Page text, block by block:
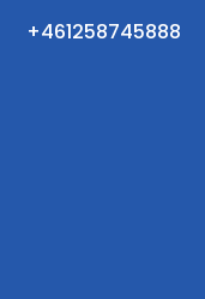
+461258745888